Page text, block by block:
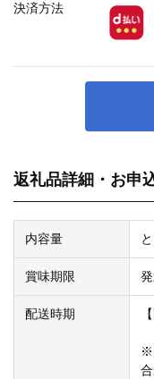
返礼品詳細・お申
内容量
賞味期限
配送時期
※
決済方法